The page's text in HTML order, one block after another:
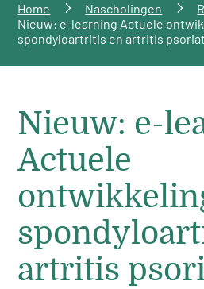
Home Nascholingen
Nieuw: e-learning Actuele
spondyloartritis en artritis
Nieuw: e-
Actuele
artritis